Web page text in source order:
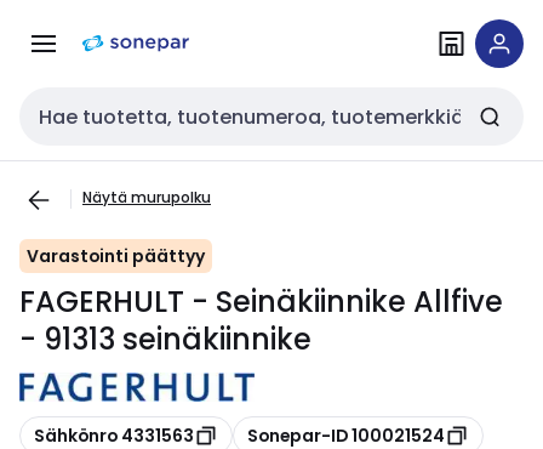
navigointiinsisältöön
Haku
Näytä murupolku
Varastointi päättyy
FAGERHULT - Seinäkiinnike Allfive
- 91313 seinäkiinnike
Kopioi
Sähkönro 4331563 Kopioi
Sonepar-ID 100021524